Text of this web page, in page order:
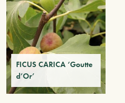
FICUS CARICA ‘Goutte
d’Or’